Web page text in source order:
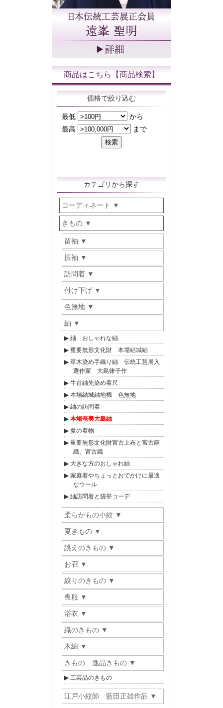
商品はこちら【商品検索】
価格で絞り込む
カテゴリから探す
コーディネート
きもの
留袖
振袖
訪問着
付け下げ
色無地
紬
紬 おしゃれな紬
重要無形文化財 本場結城紬
草木染め手織り紬 伝統工芸展入
選作家 大島律子作
牛首紬先染め着尺
本場結城紬地機 色無地
紬の訪問着
本場奄美大島紬
夏の着物
重要無形文化財宮古上布と宮古麻
織、宮古織
大きな方のおしゃれ紬
家庭着やちょっとおでかけに最適
なウール
紬訪問着と袋帯コーデ
柔らかもの小紋
夏きもの
誂えのきもの
お召
絞りのきもの
喪服
浴衣
織のきもの
木綿
きもの 逸品きもの
工芸品のきもの
江戸小紋師 藍田正雄作品